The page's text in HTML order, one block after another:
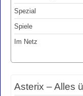
Spezial
Spiele
Im Netz
Asterix – Alles